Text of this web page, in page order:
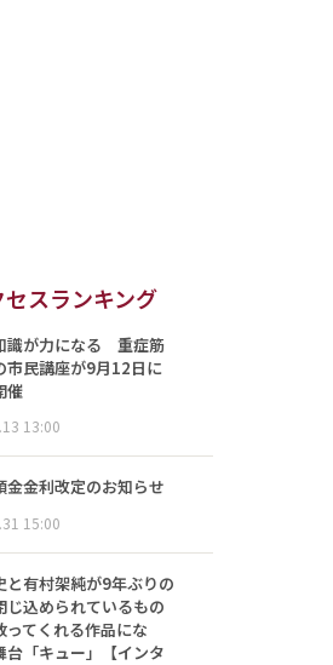
セスランキング
識が力になる 重症筋
市民講座が9月12日に
催
13:00
金金利改定のお知らせ
15:00
と有村架純が9年ぶりの
じ込められているもの
ってくれる作品にな
「キュー」【インタ